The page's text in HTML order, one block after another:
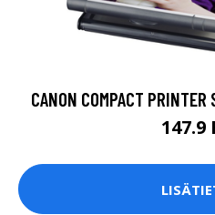
CANON COMPACT
147.9